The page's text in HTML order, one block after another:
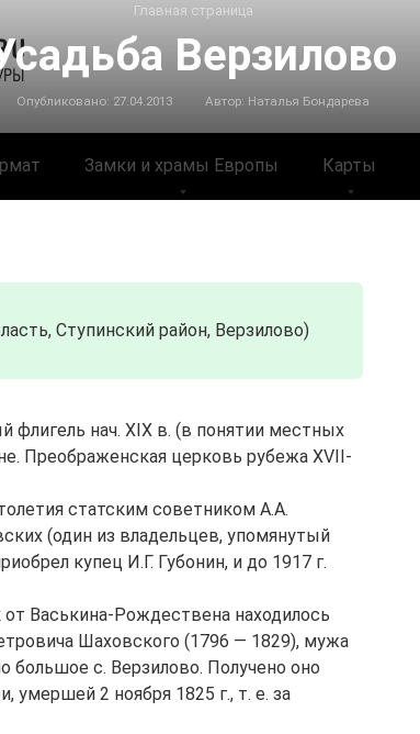
Замки и храмы Европы Карты
Главная страница
Верзилово
Опубликовано: 27.04.2013 Автор: Наталья Бондарева
Ступинский район, Верзилово)
флигель нач. XIX в. (в понятии местных
Преображенская церковь рубежа XVII-
статским советником А.А.
(один из владельцев, упомянутый
купец И.Г. Губонин, и до 1917 г.
Васькина-Рождествена находилось
Шаховского (1796 — 1829), мужа
с. Верзилово. Получено оно
2 ноября 1825 г., т. е. за